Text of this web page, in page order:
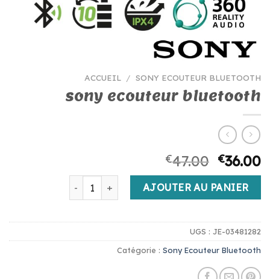
ACCUEIL / SONY ECOUTEUR BLUETOOTH
sony ecouteur bluetooth
€47.00 €36.00
quantité de sony ecouteur bluetooth
AJOUTER AU PANIER
UGS : JE-03481282
Catégorie : Sony Ecouteur Bluetooth